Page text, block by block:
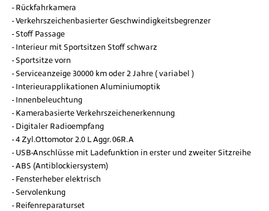
Rückfahrkamera
Verkehrszeichenbasierter Geschwindigkeitsbegrenzer
Stoff Passage
Interieur mit Sportsitzen Stoff schwarz
Sportsitze vorn
Serviceanzeige 30000 km oder 2 Jahre ( variabel )
Interieurapplikationen Aluminiumoptik
Innenbeleuchtung
Kamerabasierte Verkehrszeichenerkennung
Digitaler Radioempfang
4 Zyl.Ottomotor 2.0 L Aggr. 06R.A
USB-Anschlüsse mit Ladefunktion in erster und zweiter Sitzreihe
ABS (Antiblockiersystem)
Fensterheber elektrisch
Servolenkung
Reifenreparaturset